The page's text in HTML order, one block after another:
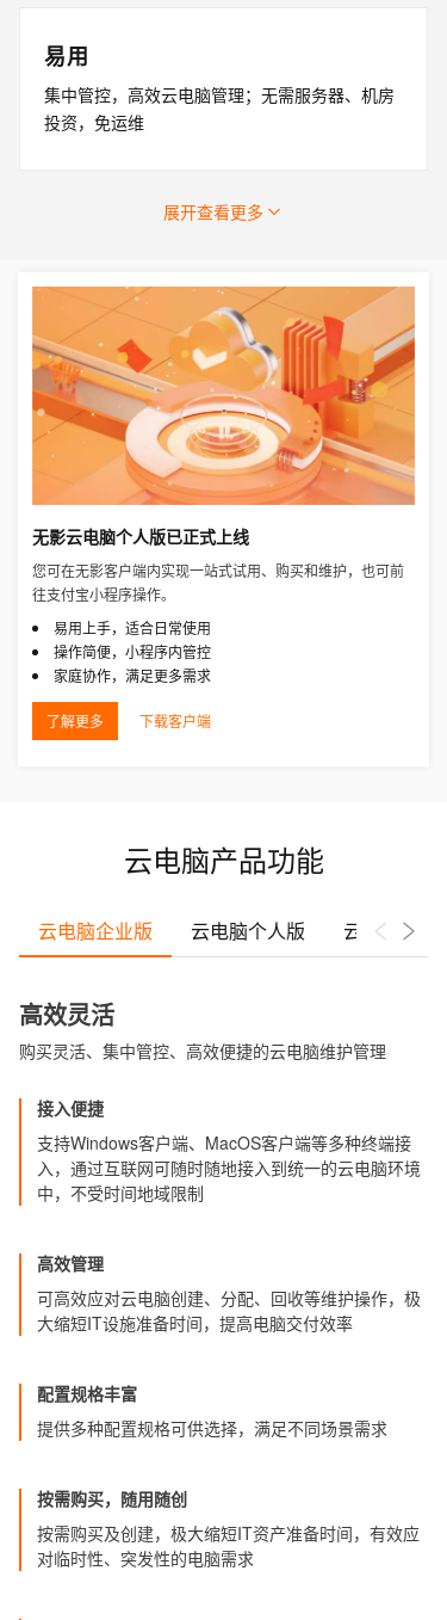
易用
集中管控，高效云电脑管理；无需服务器、机房
投资，免运维
展开查看更多
无影云电脑个人版已正式上线
您可在无影客户端内实现一站式试用、购买和维护，也可前
往支付宝小程序操作。
易用上手，适合日常使用
操作简便，小程序内管控
家庭协作，满足更多需求
了解更多 下载客户端
云电脑产品功能
云电脑企业版 云电脑个人版 云电脑商业版
高效灵活
购买灵活、集中管控、高效便捷的云电脑维护管理
接入便捷
支持Windows客户端、MacOS客户端等多种终端接
入，通过互联网可随时随地接入到统一的云电脑环境
中，不受时间地域限制
高效管理
可高效应对云电脑创建、分配、回收等维护操作，极
大缩短IT设施准备时间，提高电脑交付效率
配置规格丰富
提供多种配置规格可供选择，满足不同场景需求
按需购买，随用随创
按需购买及创建，极大缩短IT资产准备时间，有效应
对临时性、突发性的电脑需求